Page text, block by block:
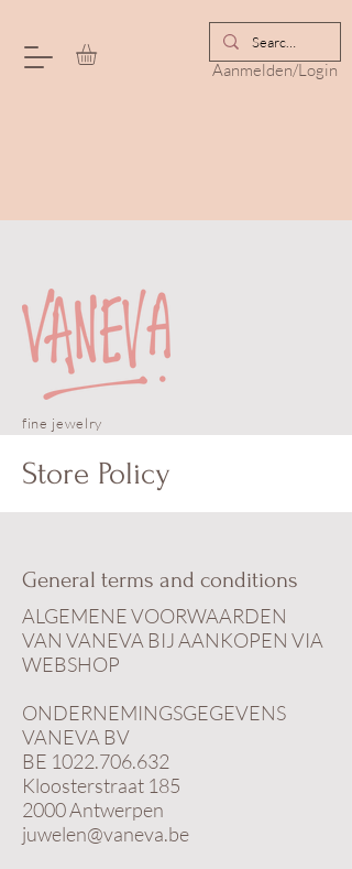
Aanmelden/Login
fine jewelry
Store Policy
General terms and conditions
ALGEMENE VOORWAARDEN
VAN VANEVA BIJ AANKOPEN VIA
WEBSHOP
ONDERNEMINGSGEGEVENS
VANEVA BV
BE 1022.706.632
Kloosterstraat 185
2000 Antwerpen
juwelen@vaneva.be